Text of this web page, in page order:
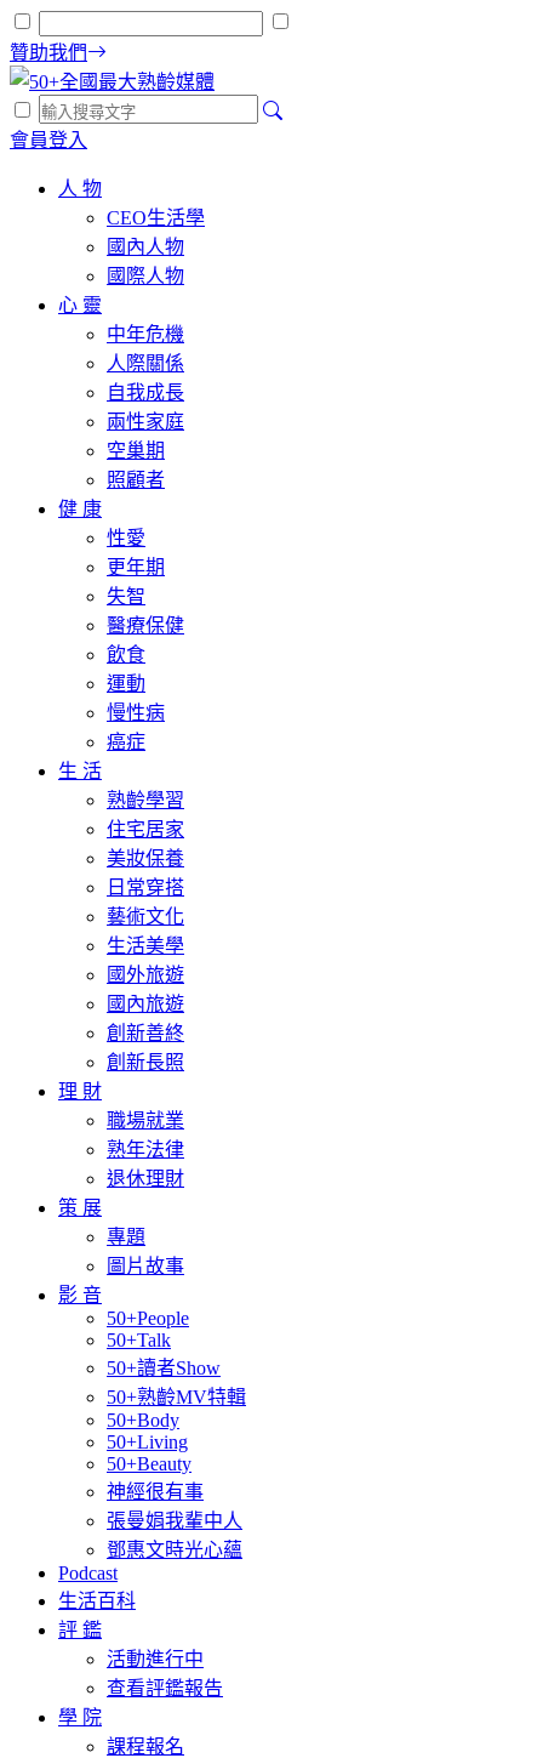
贊助我們
會員登入
人 物
CEO生活學
國內人物
國際人物
心 靈
中年危機
人際關係
自我成長
兩性家庭
空巢期
照顧者
健 康
性愛
更年期
失智
醫療保健
飲食
運動
慢性病
癌症
生 活
熟齡學習
住宅居家
美妝保養
日常穿搭
藝術文化
生活美學
國外旅遊
國內旅遊
創新善終
創新長照
理 財
職場就業
熟年法律
退休理財
策 展
專題
圖片故事
影 音
50+People
50+Talk
50+讀者Show
50+熟齡MV特輯
50+Body
50+Living
50+Beauty
神經很有事
張曼娟我輩中人
鄧惠文時光心蘊
Podcast
生活百科
評 鑑
活動進行中
查看評鑑報告
學 院
課程報名